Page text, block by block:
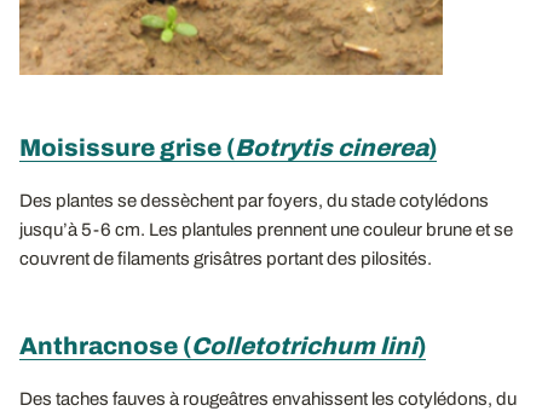
Moisissure grise (Botrytis cinerea)
Des plantes se dessèchent par foyers, du stade cotylédons
jusqu’à 5-6 cm. Les plantules prennent une couleur brune et se
couvrent de filaments grisâtres portant des pilosités.
Anthracnose (Colletotrichum lini)
Des taches fauves à rougeâtres envahissent les cotylédons, du